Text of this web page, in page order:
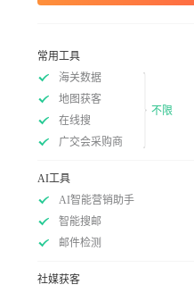
常用工具
海关数据
地图获客
在线搜
广交会采购商
不限
AI工具
AI智能营销助手
智能搜邮
邮件检测
社媒获客